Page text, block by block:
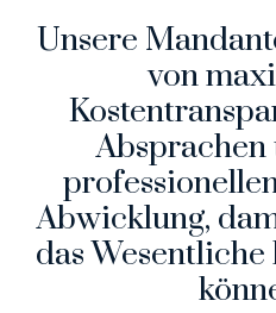
Unsere
von
Abwicklung,
das